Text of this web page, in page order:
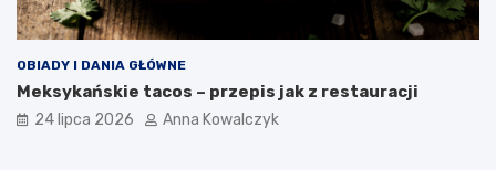
OBIADY I DANIA GŁÓWNE
Meksykańskie tacos – przepis jak z restauracji
24 lipca 2026 Anna Kowalczyk